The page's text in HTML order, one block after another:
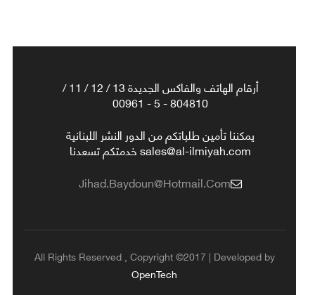
أرقام الهاتف والفاكس الجديدة 13 / 12 / 11 /
804810 - 5 - 00961
يمكننا تأمين طلباتكم من الدور النشر اللبنانية
sales@al-ilmiyah.com خدمتكم تسعدنا
Jihad.baydoun@hotmail.com
All Rights Reserved , Copyright ©2017 | Developed by
OpenTech